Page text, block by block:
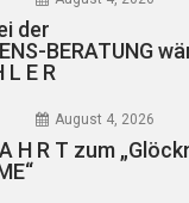
der
BERATUNG
L E R
August 4, 2026
H R T zum